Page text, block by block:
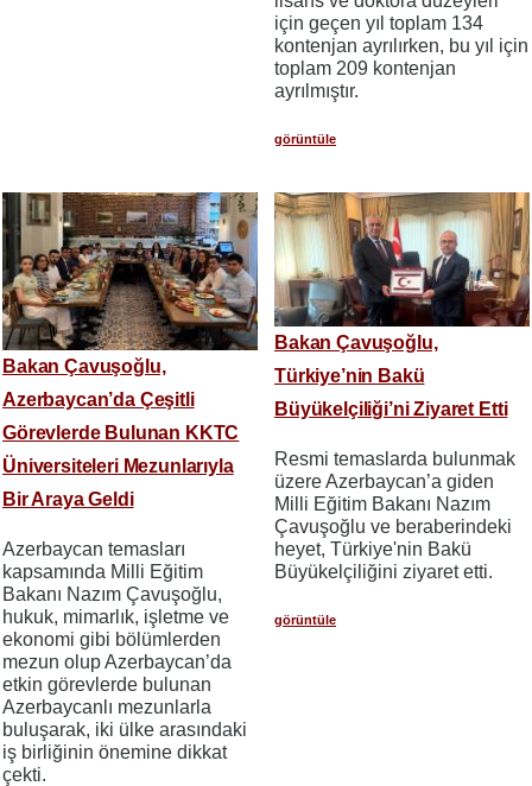
için geçen yıl toplam 134
kontenjan ayrılırken, bu yıl için
toplam 209 kontenjan
ayrılmıştır.
görüntüle
Bakan Çavuşoğlu,
Azerbaycan’da Çeşitli
Görevlerde Bulunan KKTC
Üniversiteleri Mezunlarıyla
Bir Araya Geldi
Azerbaycan temasları
kapsamında Milli Eğitim
Bakanı Nazım Çavuşoğlu,
hukuk, mimarlık, işletme ve
ekonomi gibi bölümlerden
mezun olup Azerbaycan’da
etkin görevlerde bulunan
Azerbaycanlı mezunlarla
buluşarak, iki ülke arasındaki
iş birliğinin önemine dikkat
çekti.
Bakan Çavuşoğlu,
Türkiye’nin Bakü
Büyükelçiliği’ni Ziyaret Etti
Resmi temaslarda bulunmak
üzere Azerbaycan’a giden
Milli Eğitim Bakanı Nazım
Çavuşoğlu ve beraberindeki
heyet, Türkiye'nin Bakü
Büyükelçiliğini ziyaret etti.
görüntüle